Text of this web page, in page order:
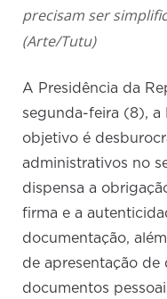
precisam ser
(Arte/Tutu)
A Presidência da
segunda-feira (8), a
objetivo é
administrativos no
dispensa a
firma e a
documentação,
de apresentação de
documentos